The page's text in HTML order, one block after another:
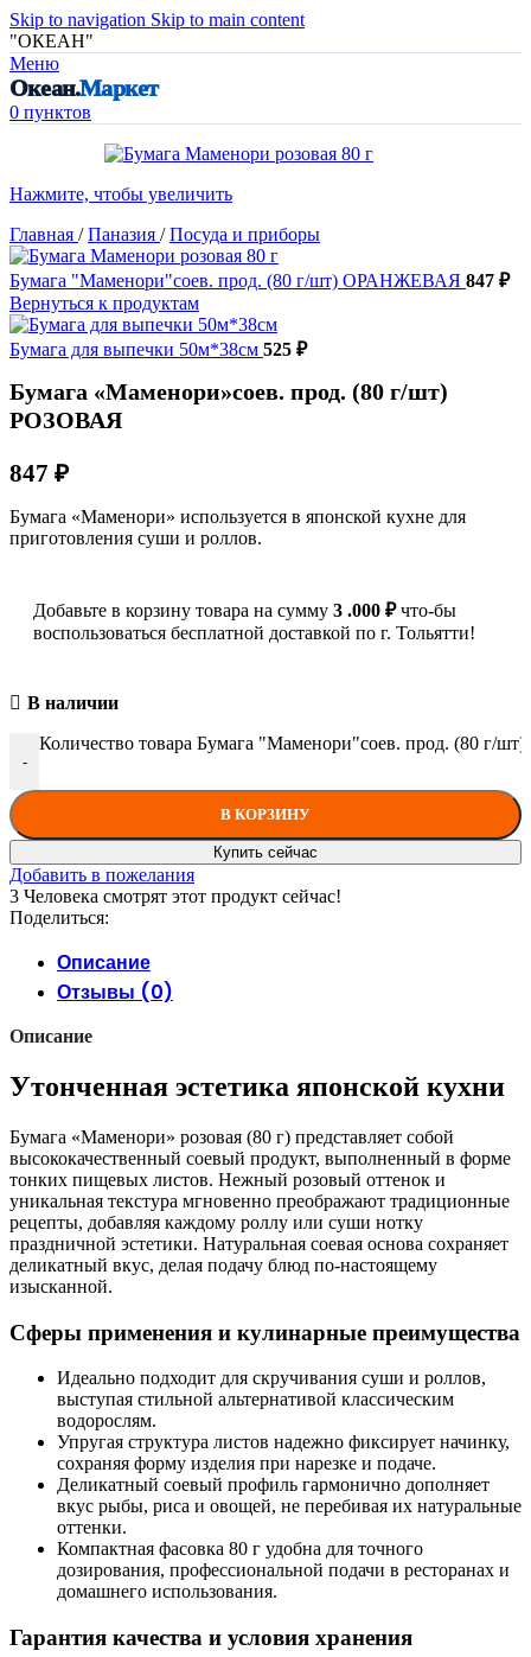
Skip to navigation Skip to main content
"ОКЕАН"
Меню
Океан.Маркет
0 пунктов
Нажмите, чтобы увеличить
Главная / Паназия / Посуда и приборы
Бумага "Маменори"соев. прод. (80 г/шт) ОРАНЖЕВАЯ 847 ₽
Вернуться к продуктам
Бумага для выпечки 50м*38см 525 ₽
Бумага «Маменори»соев. прод. (80 г/шт)
РОЗОВАЯ
847 ₽
Бумага «Маменори» используется в японской кухне для
приготовления суши и роллов.
Добавьте в корзину товара на сумму 3 .000 ₽что-бы
воспользоваться бесплатной доставкой по г. Тольятти!
В наличии
-
Количество товара Бумага "Маменори"соев. прод. (80 г/
В КОРЗИНУ
Купить сейчас
Добавить в пожелания
3 Человека смотрят этот продукт сейчас!
Поделиться:
Описание
Отзывы (0)
Описание
Утонченная эстетика японской кухни
Бумага «Маменори» розовая (80 г) представляет собой
высококачественный соевый продукт, выполненный в форме
тонких пищевых листов. Нежный розовый оттенок и
уникальная текстура мгновенно преображают традиционные
рецепты, добавляя каждому роллу или суши нотку
праздничной эстетики. Натуральная соевая основа сохраняет
деликатный вкус, делая подачу блюд по-настоящему
изысканной.
Сферы применения и кулинарные преимущества
Идеально подходит для скручивания суши и роллов,
выступая стильной альтернативой классическим
водорослям.
Упругая структура листов надежно фиксирует начинку,
сохраняя форму изделия при нарезке и подаче.
Деликатный соевый профиль гармонично дополняет
вкус рыбы, риса и овощей, не перебивая их натуральные
оттенки.
Компактная фасовка 80 г удобна для точного
дозирования, профессиональной подачи в ресторанах и
домашнего использования.
Гарантия качества и условия хранения